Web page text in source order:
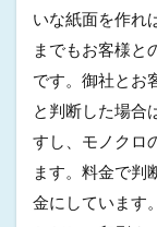
いな紙面を作れ
までもお客様と
です。御社とお
と判断した場合
すし、モノクロ
ます。料金で判
金にしています。